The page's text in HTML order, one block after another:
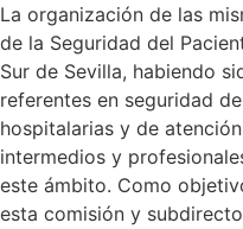
La organización de las
de la Seguridad del
Sur de Sevilla, habiendo
referentes en seguridad
hospitalarias y de
intermedios y
este ámbito. Como
esta comisión y